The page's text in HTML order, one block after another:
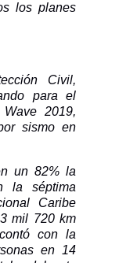
los planes
Civil,
para el
2019,
sismo en
un 82% la
la séptima
Caribe
mil 720 km
con la
en 14